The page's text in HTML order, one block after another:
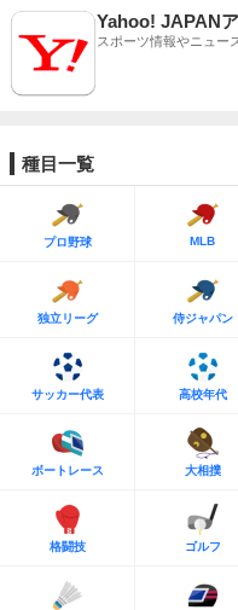
Yahoo! JAPAN
スポーツ情報やニュー
種目一覧
プロ野球 MLB
独立リーグ 侍ジャパン
サッカー代表 高校年代
ボートレース 大相撲
格闘技 ゴルフ